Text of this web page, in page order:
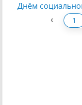
Днём
‹ 1